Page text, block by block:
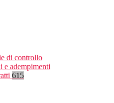
di controllo
e adempimenti
615